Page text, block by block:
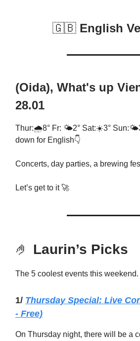
🇬🇧English
(Oida), What's up
28.01
Thur:🌧️8° Fr: 🌤️2° Sat:☀️3°
down for English👇
Concerts, day parties, a brewing
Let’s get to it 🚀
🤌 Laurin’s Picks
The 5 coolest events this weekend.
1/ Thursday Special: Live
- Free)
On Thursday night, there will be a